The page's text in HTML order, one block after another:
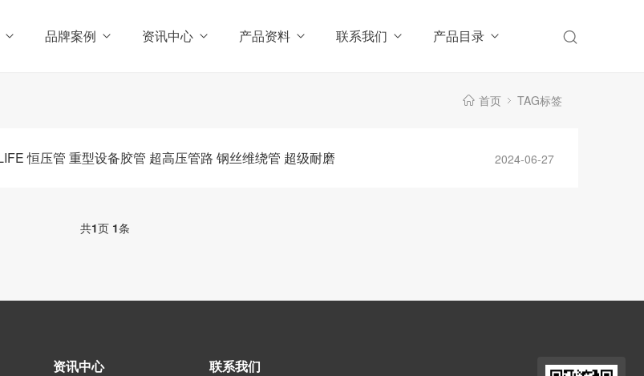
品牌案例 资讯中心 产品资料 联系我们 产品目录
首页 TAG标签
恒压管 重型设备胶管 超高压管路 钢丝维绕管 超级耐磨 2024-06-27
共1页 1条
资讯中心 联系我们